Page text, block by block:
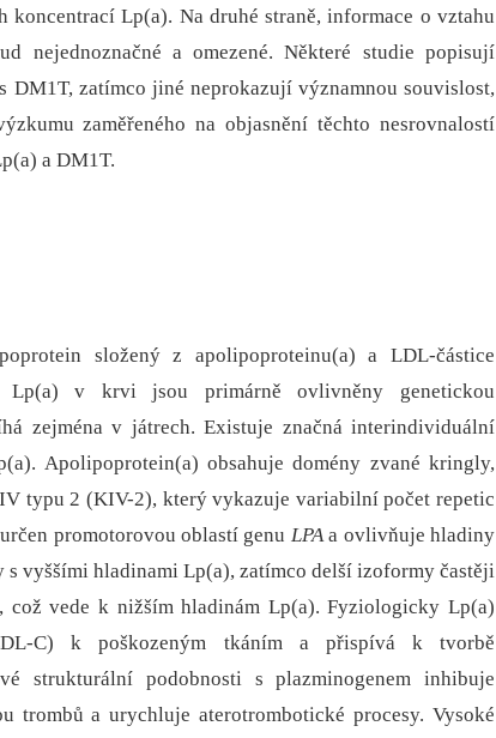
Lp(a). Na druhé straně, informace o vztahu
nejednoznačné a omezené. Některé studie popisují
DM1T, zatímco jiné neprokazují významnou souvislost,
zaměřeného na objasnění těchto nesrovnalostí
a DM1T.
složený z apolipoproteinu(a) a LDL-částice
Lp(a) v krvi jsou primárně ovlivněny genetickou
zejména v játrech. Existuje značná interindividuální
Apolipoprotein(a) obsahuje domény zvané kringly,
typu 2 (KIV-2), který vykazuje variabilní počet repetic
promotorovou oblastí genu LPAa ovlivňuje hladiny
vyššími hladinami Lp(a), zatímco delší izoformy častěji
což vede k nižším hladinám Lp(a). Fyziologicky Lp(a)
C) k poškozeným tkáním a přispívá k tvorbě
strukturální podobnosti s plazminogenem inhibuje
trombů a urychluje aterotrombotické procesy. Vysoké